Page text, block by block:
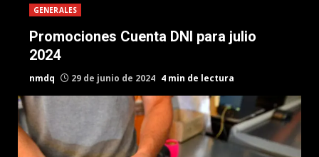
GENERALES
Promociones Cuenta DNI para julio
2024
nmdq 29 de junio de 2024 4 min de lectura